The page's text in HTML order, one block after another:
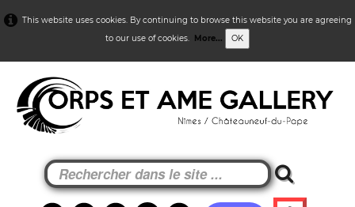
This website uses cookies. By continuing to browse this website you are agreeing
to our use of cookies. More... OK